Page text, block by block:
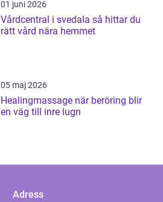
01 juni 2026
Vårdcentral i svedala så hittar du
rätt vård nära hemmet
05 maj 2026
Healingmassage när beröring blir
en väg till inre lugn
Adress